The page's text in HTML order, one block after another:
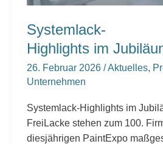
Systemlack-
Highlights im
26. Februar 2026 /Aktuelles,
Unternehmen
Systemlack-Highlights im
FreiLacke stehen zum 100.
diesjährigen PaintExpo